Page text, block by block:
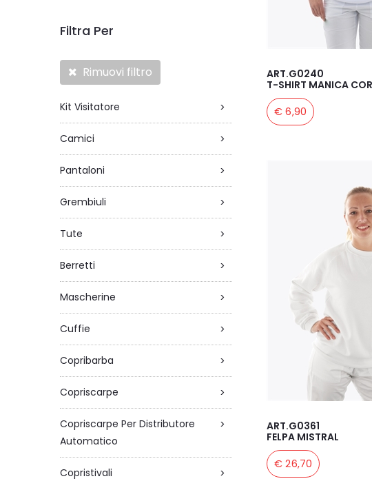
ART.G0240
T-SHIRT MANICA
€ 6,90
ART.G0361
FELPA MISTRAL
€ 26,70
Filtra Per
Rimuovi filtro
Kit Visitatore >
Camici >
Pantaloni >
Grembiuli >
Tute >
Berretti >
Mascherine >
Cuffie >
Copribarba >
Copriscarpe >
Copriscarpe Per Distributore
Automatico
>
Copristivali >